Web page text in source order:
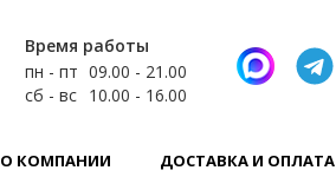
Время работы
пн - пт 09.00 - 21.00
сб - вс 10.00 - 16.00
О КОМПАНИИ ДОСТАВКА И ОПЛАТА